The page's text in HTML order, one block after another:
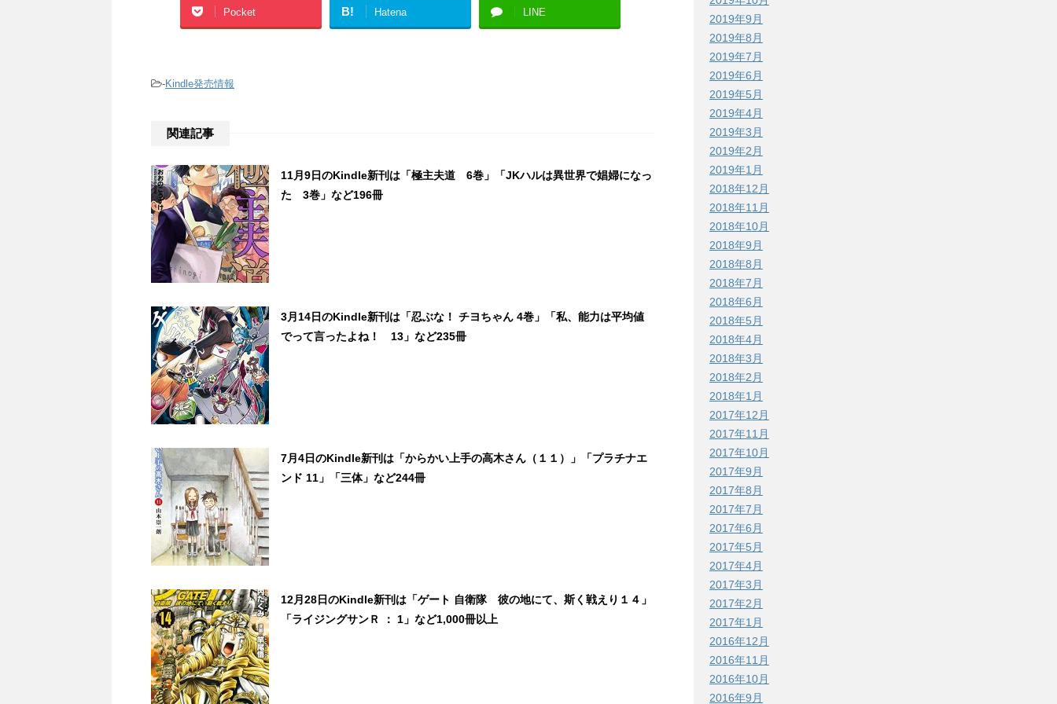
Pocket B! Hatena LINE
-Kindle発売情報
関連記事
11月9日のKindle新刊は「極主夫道 6巻」「JKハルは異世界で娼婦になっ
た 3巻」など196冊
3月14日のKindle新刊は「忍ぶな！ チヨちゃん 4巻」「私、能力は平均値
でって言ったよね！ 13」など235冊
7月4日のKindle新刊は「からかい上手の高木さん（１１）」「プラチナエ
ンド 11」「三体」など244冊
12月28日のKindle新刊は「ゲート 自衛隊 彼の地にて、斯く戦えり１４」
「ライジングサンＲ ： 1」など1,000冊以上
2019年9月
2019年8月
2019年7月
2019年6月
2019年5月
2019年4月
2019年3月
2019年2月
2019年1月
2018年12月
2018年11月
2018年10月
2018年9月
2018年8月
2018年7月
2018年6月
2018年5月
2018年4月
2018年3月
2018年2月
2018年1月
2017年12月
2017年11月
2017年10月
2017年9月
2017年8月
2017年7月
2017年6月
2017年5月
2017年4月
2017年3月
2017年2月
2017年1月
2016年12月
2016年11月
2016年10月
2016年9月